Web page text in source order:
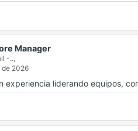
Manager
-..,
de 2026
experiencia liderando equipos,